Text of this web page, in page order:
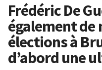
Frédéric De
également de
élections à
d’abord une